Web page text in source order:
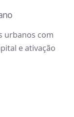
urbanos com
e ativação